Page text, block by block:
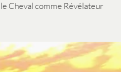
Cheval comme Révélateur